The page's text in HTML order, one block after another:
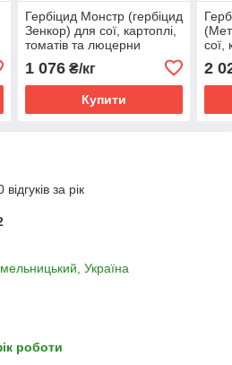
Гербіцид Монстр (гербіцид
Зенкор) для сої, картоплі,
томатів та люцерни
1 076₴/кг
Купити
сої,
2
за рік
Україна
роботи